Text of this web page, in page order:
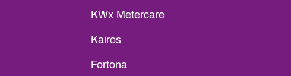
KWx Metercare
Kairos
Fortona